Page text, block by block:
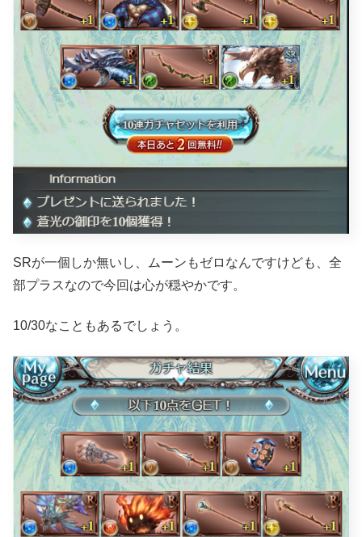
SRが一個しか無いし、ムーンもゼロなんですけども、全
部プラスなので今回は心が穏やかです。
10/30なこともあるでしょう。